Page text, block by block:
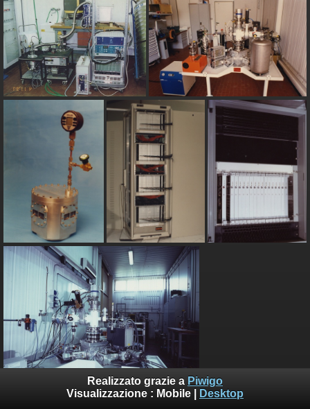
Realizzato grazie a Piwigo
Visualizzazione : Mobile Desktop